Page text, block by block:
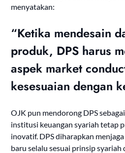
menyatakan:
“Ketika mendesain
produk, DPS harus
aspek market
kesesuaian dengan
OJK pun mendorong DPS
institusi keuangan syariah tetap
inovatif. DPS diharapkan
baru selalu sesuai prinsip